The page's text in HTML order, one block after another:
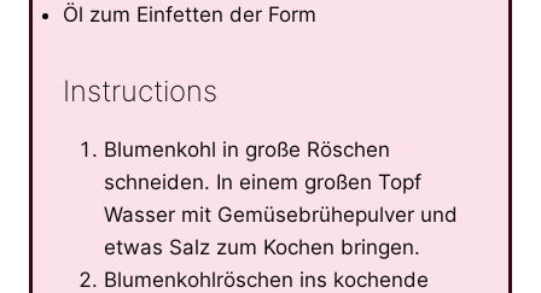
Öl zum Einfetten der Form
Instructions
Blumenkohl in große Röschen
schneiden. In einem großen Topf
Wasser mit Gemüsebrühepulver und
etwas Salz zum Kochen bringen.
Blumenkohlröschen ins kochende